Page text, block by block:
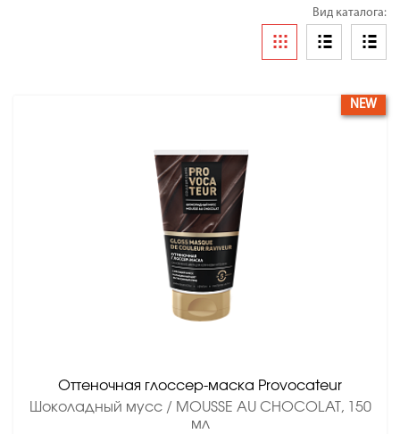
Вид каталога:
Оттеночная глоссер-маска Provocateur
Шоколадный мусс / MOUSSE AU CHOCOLAT, 150
мл
NEW